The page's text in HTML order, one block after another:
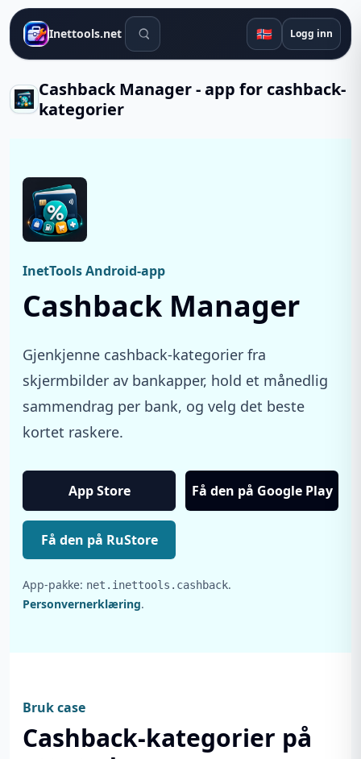
Inettools.net Søkeverktøy 🇳🇴 Logg inn
Cashback Manager - app for cashback-
kategorier
InetTools Android-app
Cashback Manager
Gjenkjenne cashback-kategorier fra
skjermbilder av bankapper, hold et månedlig
sammendrag per bank, og velg det beste
kortet raskere.
App Store Få den på Google Play
Få den på RuStore
App-pakke: net.inettools.cashback.
Personvernerklæring.
Bruk case
Cashback-kategorier på